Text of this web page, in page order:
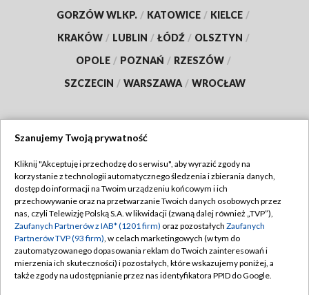
GORZÓW WLKP. / KATOWICE / KIELCE /
KRAKÓW / LUBLIN / ŁÓDŹ / OLSZTYN /
OPOLE / POZNAŃ / RZESZÓW /
SZCZECIN / WARSZAWA / WROCŁAW
TVP
Abonament TVP
Emisja w TVP
Centrum informacji TVP
Naziemna Telewizja Cyfrowa
Regulamin TVP
Polityka prywatności
Moje zgody
Pomoc
Szanujemy Twoją prywatność
Kliknij "Akceptuję i przechodzę do serwisu", aby wyrazić zgody na
korzystanie z technologii automatycznego śledzenia i zbierania danych,
dostęp do informacji na Twoim urządzeniu końcowym i ich
przechowywanie oraz na przetwarzanie Twoich danych osobowych przez
nas, czyli Telewizję Polską S.A. w likwidacji (zwaną dalej również „TVP”),
Zaufanych Partnerów z IAB* (1201 firm) oraz pozostałych Zaufanych
Partnerów TVP (93 firm), w celach marketingowych (w tym do
zautomatyzowanego dopasowania reklam do Twoich zainteresowań i
mierzenia ich skuteczności) i pozostałych, które wskazujemy poniżej, a
także zgody na udostępnianie przez nas identyfikatora PPID do Google.